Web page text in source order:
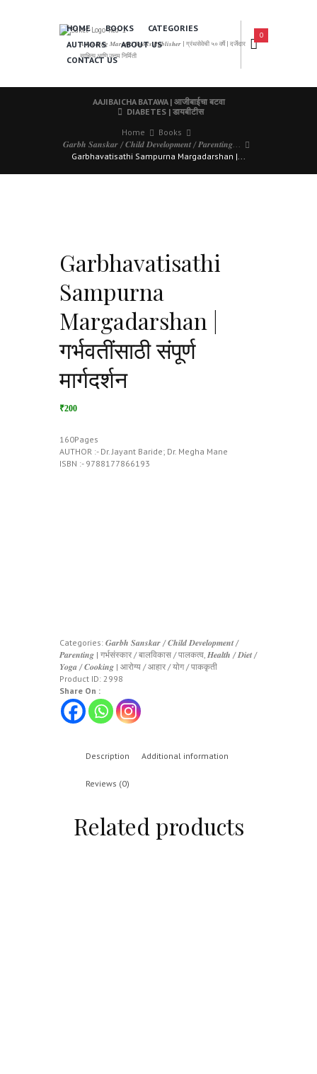
𝑨 𝑳𝒆𝒂𝒅𝒊𝒏𝒈 𝑴𝒂𝒓𝒂𝒕𝒉𝒊 𝑩𝒐𝒐𝒌𝒔 𝑷𝒖𝒃𝒍𝒊𝒔𝒉𝒆𝒓 | ग्रंथसेवेची ५० वर्षे | दर्जेदार
साहित्य आणि उत्तम निर्मिती
HOME BOOKS
CATEGORIES
AUTHORS
ABOUT US
CONTACT US
0
AAJIBAICHA BATAWA | आजीबाईचा बटवा
DIABETES | डायबीटीस
Home
Books
𝑮𝒂𝒓𝒃𝒉 𝑺𝒂𝒏𝒔𝒌𝒂𝒓 / 𝑪𝒉𝒊𝒍𝒅 𝑫𝒆𝒗𝒆𝒍𝒐𝒑𝒎𝒆𝒏𝒕 / 𝑷𝒂𝒓𝒆𝒏𝒕𝒊𝒏𝒈...
Garbhavatisathi Sampurna Margadarshan |...
Garbhavatisathi
Sampurna
Margadarshan |
गर्भवतींसाठी संपूर्ण
मार्गदर्शन
₹200
160Pages
AUTHOR :- Dr. Jayant Baride; Dr. Megha Mane
ISBN :- 9788177866193
Categories: 𝑮𝒂𝒓𝒃𝒉 𝑺𝒂𝒏𝒔𝒌𝒂𝒓 / 𝑪𝒉𝒊𝒍𝒅 𝑫𝒆𝒗𝒆𝒍𝒐𝒑𝒎𝒆𝒏𝒕 /
𝑷𝒂𝒓𝒆𝒏𝒕𝒊𝒏𝒈 | गर्भसंस्कार / बालविकास / पालकत्व, 𝑯𝒆𝒂𝒍𝒕𝒉 / 𝑫𝒊𝒆𝒕 /
𝒀𝒐𝒈𝒂 / 𝑪𝒐𝒐𝒌𝒊𝒏𝒈 | आरोग्य / आहार / योग / पाककृती
Product ID: 2998
Share On :
Description Additional information
Reviews (0)
Related products